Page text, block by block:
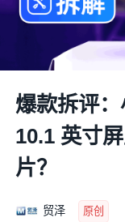
爆款拆评：
10.1 英寸
片？
贸泽 原创